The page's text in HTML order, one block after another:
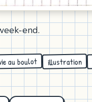
end.
au boulot illustration